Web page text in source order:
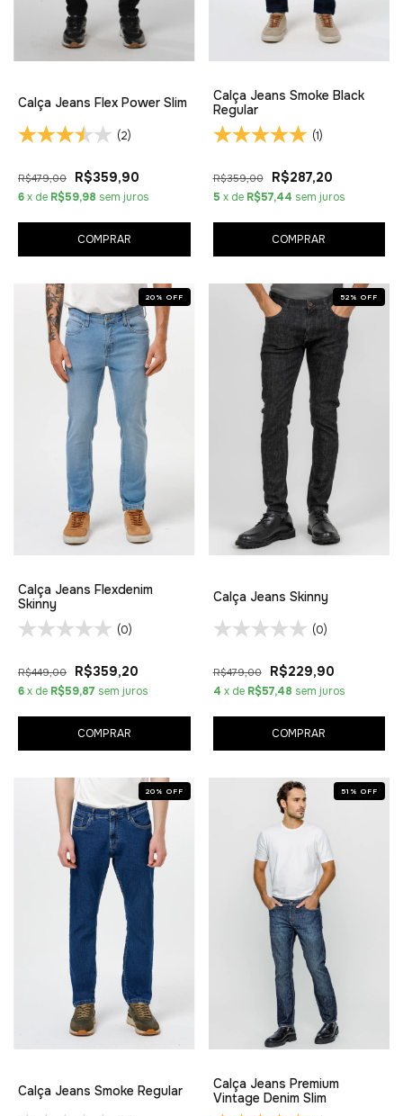
Calça Jeans Flex Power Slim
(2)
R$479,00 R$359,90
6x de R$59,98 sem juros
COMPRAR
Calça Jeans Smoke Black
Regular
(1)
R$359,00 R$287,20
5 x de R$57,44 sem juros
COMPRAR
20 % OFF
Calça Jeans Flexdenim
Skinny
(0)
R$449,00 R$359,20
6x de R$59,87 sem juros
COMPRAR
52 % OFF
Calça Jeans Skinny
(0)
R$479,00 R$229,90
4 x de R$57,48 sem juros
COMPRAR
20 % OFF
Calça Jeans Smoke Regular
51 % OFF
Calça Jeans Premium
Vintage Denim Slim